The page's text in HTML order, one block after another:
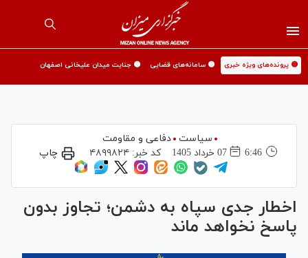
🟡 پرونده‌های ویژه خبری 🟡 سامانه‌های قضایی 🟡 جنایت میدان علیخانی اصفهان
سیاست
دفاعی و مقاومت
6:46
07 خرداد 1405 کد خبر: ۴۸۹۹۸۲۴ چاپ
اخطار جدی سپاه به دشمن؛ تجاوز بدون
پاسخ نخواهد ماند